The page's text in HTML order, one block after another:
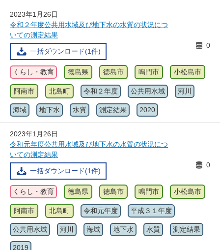
2023年1月26日
令和２年度公共用水域及び地下水の水質の状況につ
いての測定結果
一括ダウンロード(1件)
0
くらし・教育 徳島県 徳島市 鳴門市 小松島市
阿南市 北島町 令和２年度 公共用水域 河川
海域 地下水 水質 測定結果 2020
2023年1月26日
令和元年度公共用水域及び地下水の水質の状況につ
いての測定結果
一括ダウンロード(1件)
0
くらし・教育 徳島県 徳島市 鳴門市 小松島市
阿南市 北島町 令和元年度 平成３１年度
公共用水域 河川 海域 地下水 水質 測定結果
2019